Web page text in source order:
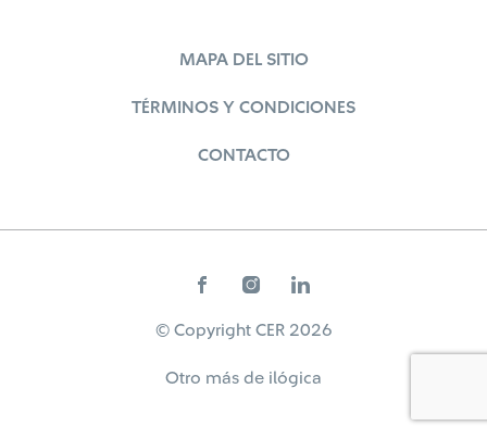
MAPA DEL SITIO
TÉRMINOS Y CONDICIONES
CONTACTO
© Copyright CER 2026
Otro más de ilógica